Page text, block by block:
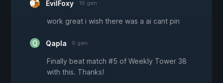
EvilFoxy 16 gen
work great i wish there was a ai cant pin
Qapla 9 gen
Finally beat match #5 of Weekly Tower 38
with this. Thanks!